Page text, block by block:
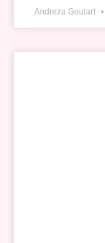
Andreza Goulart